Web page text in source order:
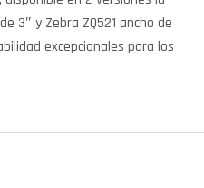
3″ y Zebra ZQ521 ancho de
excepcionales para los